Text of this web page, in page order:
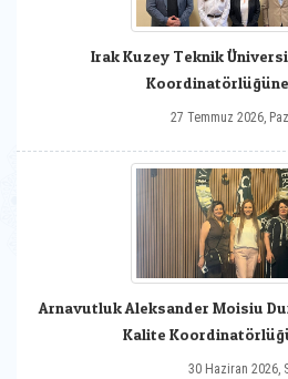
Irak Kuzey Teknik
27 Temmuz 2026,
Arnavutluk Aleksander Moisiu
Kalite
30 Haziran 2026,